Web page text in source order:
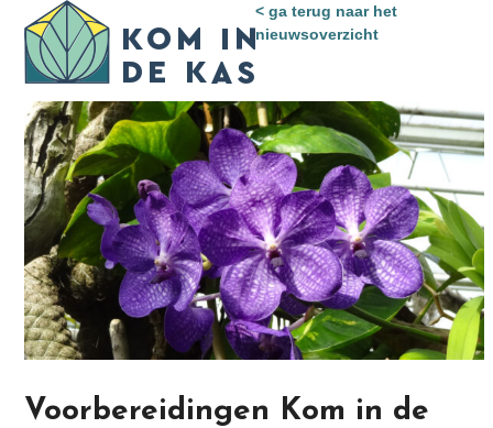
content
Open
mobile
menu
Close
mobile
menu
< ga terug naar het
nieuwsoverzicht
Voorbereidingen Kom in de